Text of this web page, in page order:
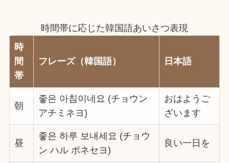
時間帯に応じた韓国語あいさつ表現
時
間
帯
フレーズ（韓国語） 日本語
朝
좋은 아침이네요 (チョウン
アチミネヨ)
おはようご
ざいます
昼
좋은 하루 보내세요 (チョウ
ン ハル ポネセヨ)
良い一日を